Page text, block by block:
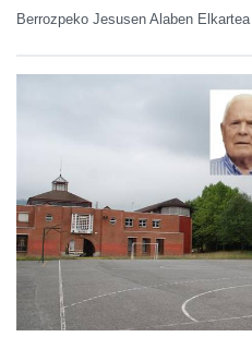
Berrozpeko Jesusen Alaben Elkartea